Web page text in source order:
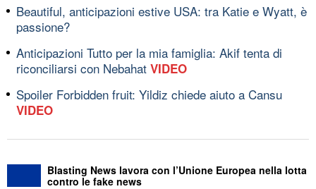
Beautiful, anticipazioni estive USA: tra Katie e Wyatt, è
passione?
Anticipazioni Tutto per la mia famiglia: Akif tenta di
riconciliarsi con Nebahat VIDEO
Spoiler Forbidden fruit: Yildiz chiede aiuto a Cansu
VIDEO
Blasting News lavora con l’Unione Europea nella lotta
contro le fake news